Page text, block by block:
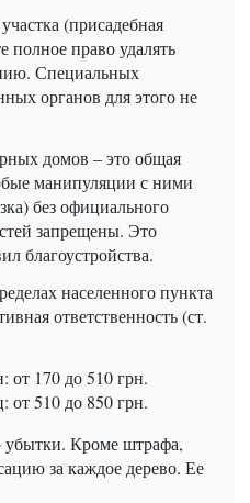
(присадебная
полное право удалять
Специальных
органов для этого не
домов – это общая
манипуляции с ними
без официального
запрещены. Это
благоустройства.
населенного пункта
ответственность (ст.
от 170 до 510 грн.
от 510 до 850 грн.
убытки. Кроме штрафа,
за каждое дерево. Ее